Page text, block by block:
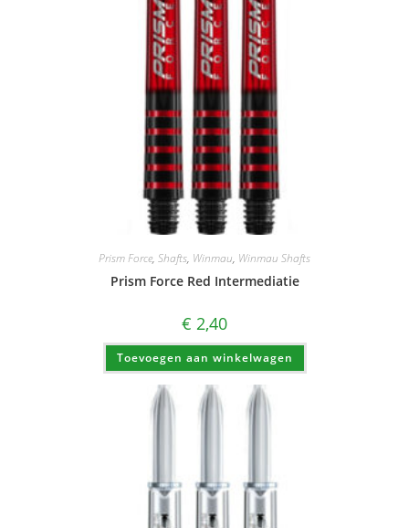
Prism Force, Shafts, Winmau, Winmau Shafts
Prism Force Red Intermediatie
€ 2,40
Toevoegen aan winkelwagen